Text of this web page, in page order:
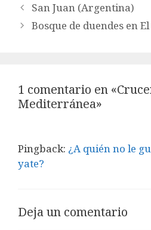
San Juan (Argentina)
Bosque de duendes en
1 comentario en
Mediterránea»
Pingback: ¿A quién no le
yate?
Deja un comentario